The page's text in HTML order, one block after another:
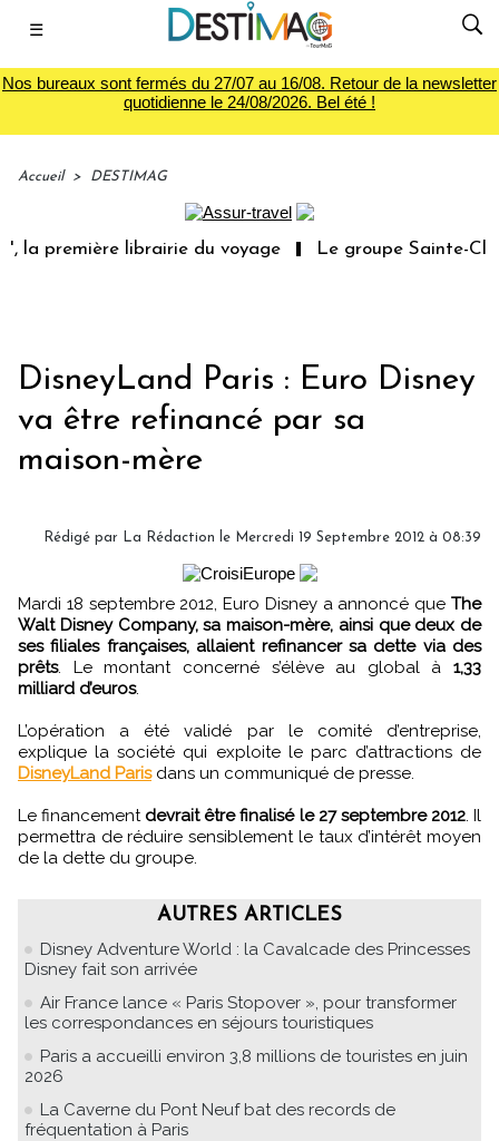
☰
Nos bureaux sont fermés du 27/07 au 16/08. Retour de la newsletter
quotidienne le 24/08/2026. Bel été !
Accueil > DESTIMAG
première librairie du voyage Le groupe Sainte-
DisneyLand Paris : Euro Disney
va être refinancé par sa
maison-mère
Rédigé par La Rédaction le Mercredi 19 Septembre 2012 à 08:39
Mardi 18 septembre 2012, Euro Disney a annoncé que The
Walt Disney Company, sa maison-mère, ainsi que deux de
ses filiales françaises, allaient refinancer sa dette via des
prêts. Le montant concerné s’élève au global à 1,33
milliard d’euros.
L’opération a été validé par le comité d’entreprise,
explique la société qui exploite le parc d’attractions de
DisneyLand Parisdans un communiqué de presse.
Le financement devrait être finalisé le 27 septembre 2012. Il
permettra de réduire sensiblement le taux d’intérêt moyen
de la dette du groupe.
AUTRES ARTICLES
Disney Adventure World : la Cavalcade des Princesses
Disney fait son arrivée
Air France lance « Paris Stopover », pour transformer
les correspondances en séjours touristiques
Paris a accueilli environ 3,8 millions de touristes en juin
2026
La Caverne du Pont Neuf bat des records de
fréquentation à Paris